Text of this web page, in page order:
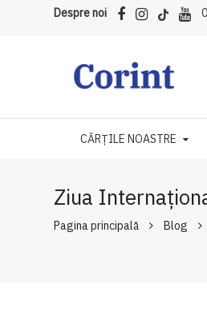
Despre noi
CĂRȚILE NOASTRE
Ziua
Pagina principală Blog